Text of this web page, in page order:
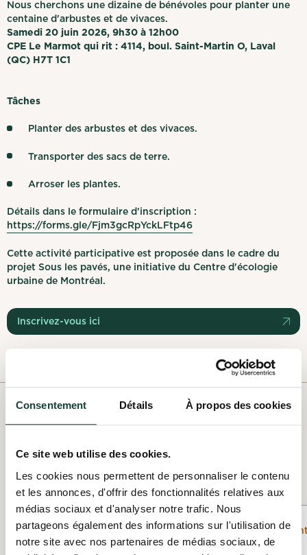
Consentement Détails À propos des cookies
Ce site web utilise des cookies.
Les cookies nous permettent de personnaliser le contenu
et les annonces, d'offrir des fonctionnalités relatives aux
médias sociaux et d'analyser notre trafic. Nous
partageons également des informations sur l'utilisation de
notre site avec nos partenaires de médias sociaux, de
Nous cherchons une dizaine de bénévoles pour planter une
centaine d'arbustes et de vivaces.
Samedi 20 juin 2026, 9h30 à 12h00
CPE Le Marmot qui rit : 4114, boul. Saint-Martin O, Laval
(QC) H7T 1C1
Tâches
Planter des arbustes et des vivaces.
Transporter des sacs de terre.
Arroser les plantes.
Détails dans le formulaire d'inscription :
https://forms.gle/Fjm3gcRpYckLFtp46
Cette activité participative est proposée dans le cadre du
projet Sous les pavés, une initiative du Centre d'écologie
urbaine de Montréal.
Inscrivez-vous ici
NOS OFFRES PASSÉES
Voir les offres passées
Nettoyage, contrôle,
inventaire terrain